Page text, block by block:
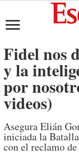
Fidel nos
y la
por
videos)
Asegura Elián
iniciada la Batalla
con el reclamo